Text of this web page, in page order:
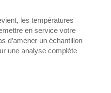
les températures
en service votre
d’amener un échantillon
une analyse complète